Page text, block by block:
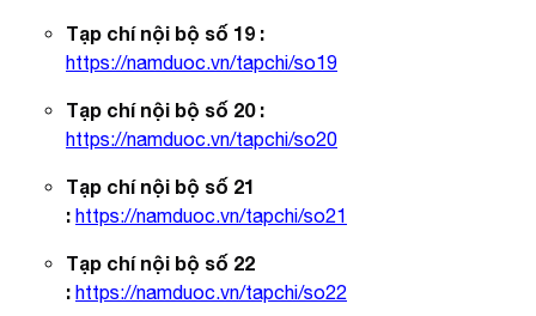
Tạp chí nội bộ số 19 :
https://namduoc.vn/tapchi/so19
Tạp chí nội bộ số 20 :
https://namduoc.vn/tapchi/so20
Tạp chí nội bộ số 21
: https://namduoc.vn/tapchi/so21
Tạp chí nội bộ số 22
: https://namduoc.vn/tapchi/so22